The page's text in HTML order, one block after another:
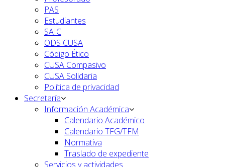
PAS
Estudiantes
SAIC
ODS CUSA
Código Ético
CUSA Compasivo
CUSA Solidaria
Política de privacidad
Secretaría
Información Académica
Calendario Académico
Calendario TFG/TFM
Normativa
Traslado de expediente
Servicios y actividades